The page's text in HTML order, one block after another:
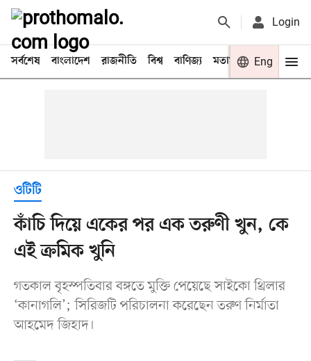
Login
সর্বশেষ বাংলাদেশ রাজনীতি বিশ্ব বাণিজ্য মতামত খেলা
Eng
ওটিটি
কাঁচি দিয়ে একের পর এক তরুণী খুন, কে
এই ক্রমিক খুনি
গতকাল বৃহস্পতিবার বঙ্গতে মুক্তি পেয়েছে সাইকো থ্রিলার
‘কানাগলি’; সিরিজটি পরিচালনা করেছেন তরুণ নির্মাতা
আহমেদ জিহাদ।